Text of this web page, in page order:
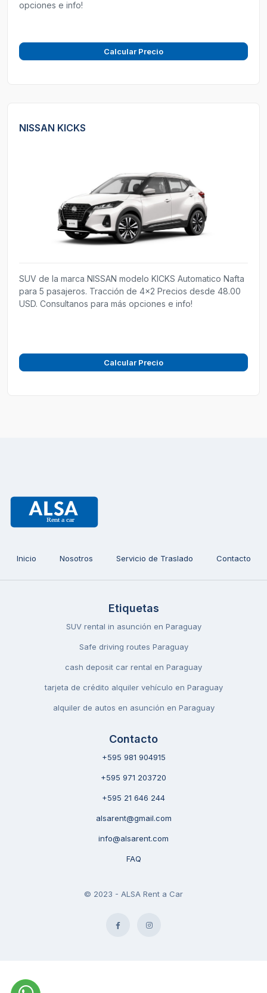
opciones e info!
Calcular Precio
NISSAN KICKS
SUV de la marca NISSAN modelo KICKS Automatico Nafta
para 5 pasajeros. Tracción de 4x2 Precios desde 48.00
USD. Consultanos para más opciones e info!
Calcular Precio
Inicio Nosotros Servicio de Traslado Contacto
Etiquetas
SUV rental in asunción en Paraguay
Safe driving routes Paraguay
cash deposit car rental en Paraguay
tarjeta de crédito alquiler vehículo en Paraguay
alquiler de autos en asunción en Paraguay
Contacto
+595 981 904915
+595 971 203720
+595 21 646 244
alsarent@gmail.com
info@alsarent.com
FAQ
© 2023 - ALSA Rent a Car